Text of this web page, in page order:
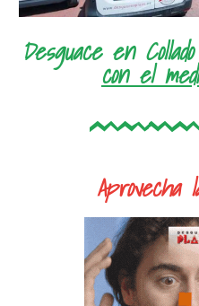
Desguace en
con el
Aprovecha